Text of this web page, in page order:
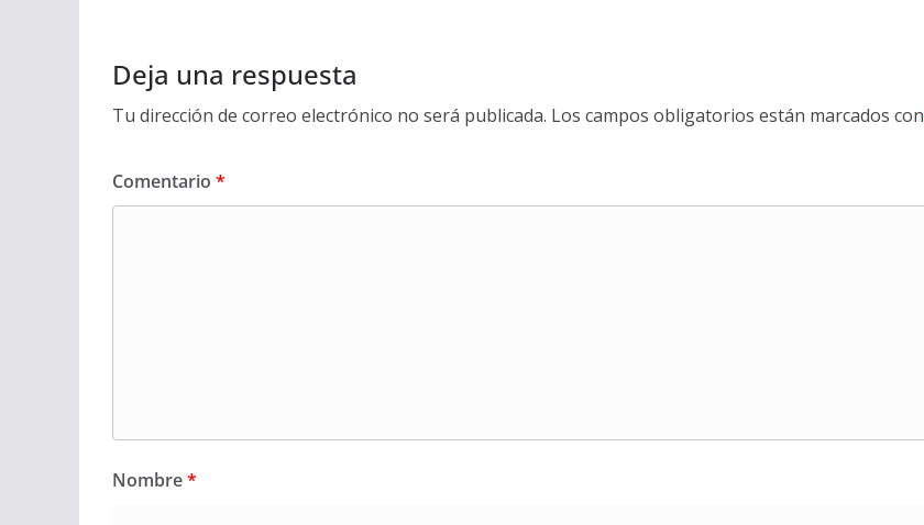
Deja una respuesta
Tu dirección de correo electrónico no será publicada. Los campos obligatorios están marcados con
Comentario *
Nombre*